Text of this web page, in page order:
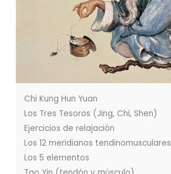
Chi Kung Hun Yuan
Los Tres Tesoros (Jing, Chi, Shen)
Ejercicios de relajación
Los 12 meridianos tendinomusculares
Los 5 elementos